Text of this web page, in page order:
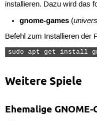
installieren. Dazu wird das
gnome-games (
Befehl zum Installieren der
sudo apt-get install
Weitere Spiele
Ehemalige GNOME-